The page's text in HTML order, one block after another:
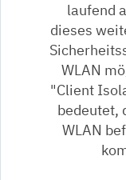
laufend
dieses
WLAN
"Client
bedeutet,
WLAN